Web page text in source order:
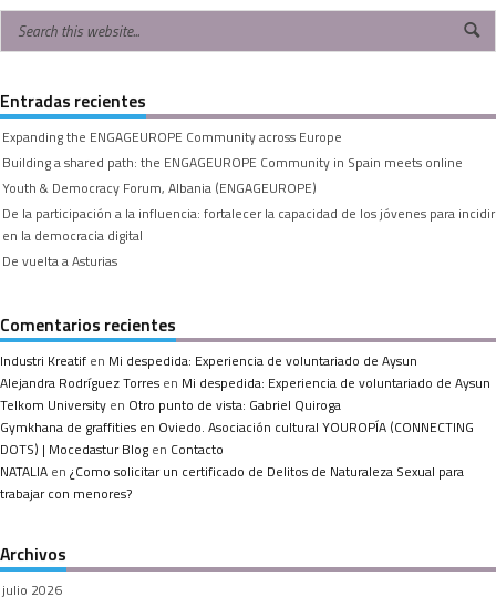
Entradas recientes
Expanding the ENGAGEUROPE Community across Europe
Building a shared path: the ENGAGEUROPE Community in Spain meets online
Youth & Democracy Forum, Albania (ENGAGEUROPE)
De la participación a la influencia: fortalecer la capacidad de los jóvenes para incidir
en la democracia digital
De vuelta a Asturias
Comentarios recientes
Industri Kreatif en Mi despedida: Experiencia de voluntariado de Aysun
Alejandra Rodríguez Torres en Mi despedida: Experiencia de voluntariado de Aysun
Telkom University en Otro punto de vista: Gabriel Quiroga
Gymkhana de graffities en Oviedo. Asociación cultural YOUROPÍA (CONNECTING
DOTS) | Mocedastur Blog en Contacto
NATALIA en ¿Como solicitar un certificado de Delitos de Naturaleza Sexual para
trabajar con menores?
Archivos
julio 2026